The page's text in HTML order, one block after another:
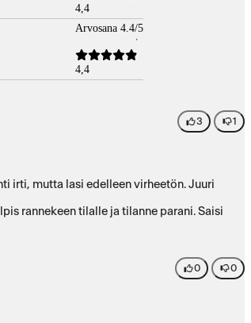
4,4
Arvosana 4.4/5
4,4
3 1
irti, mutta lasi edelleen virheetön. Juuri
rannekeen tilalle ja tilanne parani. Saisi
0 0